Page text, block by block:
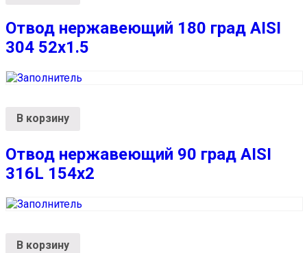
Отвод нержавеющий 180 град AISI
304 52х1.5
В корзину
Отвод нержавеющий 90 град AISI
316L 154х2
В корзину